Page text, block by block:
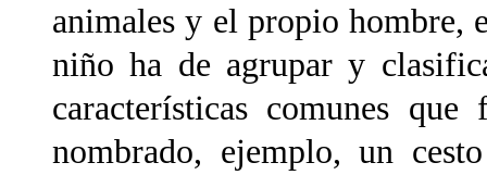
animales y el propio hombre,
niño ha de agrupar y
características comunes
nombrado, ejemplo, un